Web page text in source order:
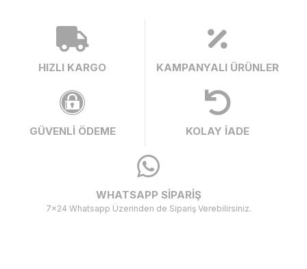
HIZLI KARGO KAMPANYALI ÜRÜNLER
GÜVENLİ ÖDEME KOLAY İADE
WHATSAPP SİPARİŞ
7x24 Whatsapp Üzerinden de Sipariş Verebilirsiniz.